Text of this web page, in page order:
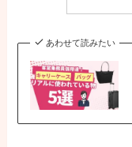
あわせて読みたい